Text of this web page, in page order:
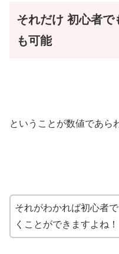
それだけ 初心者で
も可能
ということが数値であら
それがわかれば初心者
くことができますよね！